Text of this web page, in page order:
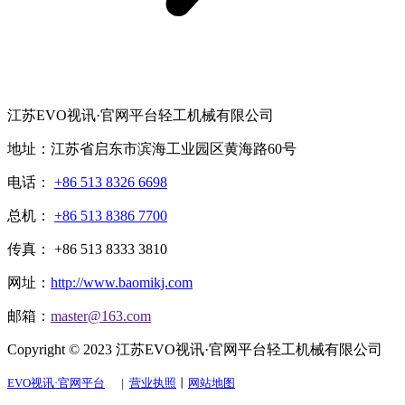
江苏EVO视讯·官网平台轻工机械有限公司
地址：江苏省启东市滨海工业园区黄海路60号
电话： +86 513 8326 6698
总机： +86 513 8386 7700
传真： +86 513 8333 3810
网址： http://www.baomikj.com
邮箱： master@163.com
Copyright © 2023 江苏EVO视讯·官网平台轻工机械有限公司
EVO视讯·官网平台 | 营业执照 网站地图